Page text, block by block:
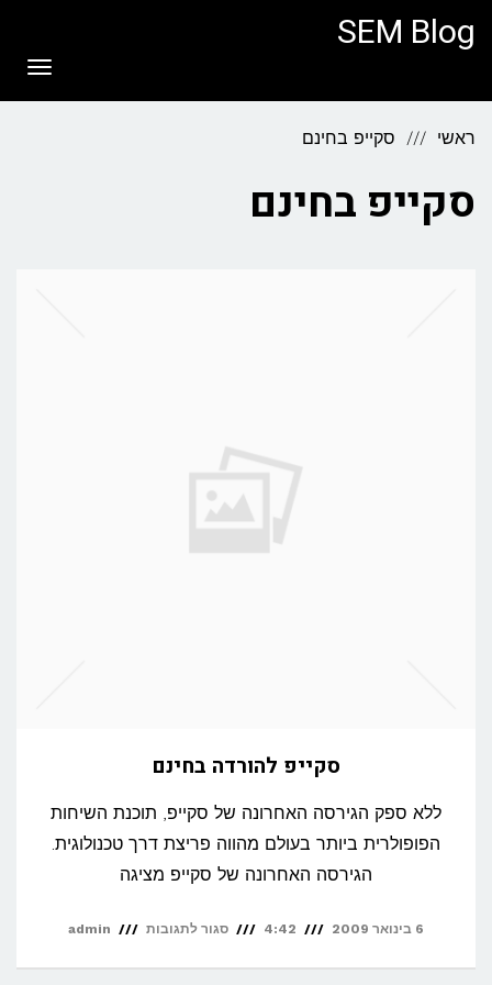
SEM Blog
ראשי סקייפ בחינם
סקייפ בחינם
סקייפ להורדה בחינם
ללא ספק הגירסה האחרונה של סקייפ, תוכנת השיחות
הפופולרית ביותר בעולם מהווה פריצת דרך טכנולוגית.
הגירסה האחרונה של סקייפ מציגה
6 בינואר 2009 4:42 סגור לתגובות על admin